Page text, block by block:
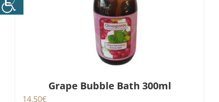
Grape Bubble Bath 300ml
14,50€